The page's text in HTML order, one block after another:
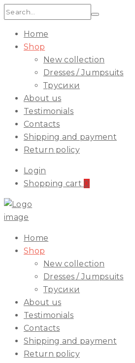
Search:
Home
Shop
New collection
Dresses / Jumpsuits
Трусики
About us
Testimonials
Contacts
Shipping and payment
Return policy
Login
Shopping cart 0
Start
Menu
Home
Shop
New collection
Dresses / Jumpsuits
Трусики
About us
Testimonials
Contacts
Shipping and payment
Return policy